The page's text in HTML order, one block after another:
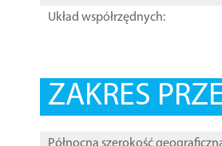
Układ współrzędnych:
ZAKRES